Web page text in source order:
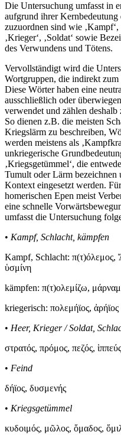
Die Untersuchung umfasst in
aufgrund ihrer
zuzuordnen sind wie ‚Kampf‘,
‚Krieger‘, ‚Soldat‘ sowie
des Verwundens und Tötens.
Vervollständigt wird die
Wortgruppen, die indirekt zum
Diese Wörter haben eine
ausschließlich oder
verwendet und zählen
So dienen z.B. die meisten
Kriegslärm zu beschreiben,
werden meistens als
unkriegerische
‚Kriegsgetümmel‘, die
Tumult oder Lärm
Kontext eingesetzt werden.
homerischen Epen meist
eine schnelle
umfasst die Untersuchung
• Kampf, Schlacht, kämpfen
Kampf, Schlacht: π(τ)όλεμος,
ὑσμίνη
kämpfen: π(τ)ολεμίζω, μά
kriegerisch: πολεμήϊος, ἀρήϊος
• Heer, Krieger / Soldat,
στρατός, πρόμος, πεζός, ἱππεύ
• Feind
δήϊος, δυσμενής
• Kriegsgetümmel
κυδοιμός, μῶλος, ὅμαδος, ὅ